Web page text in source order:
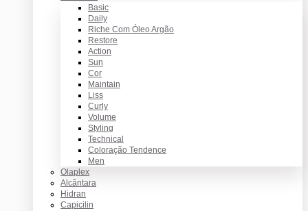
Basic
Daily
Riche Com Óleo Argão
Restore
Action
Sun
Cor
Maintain
Liss
Curly
Volume
Styling
Technical
Coloração Tendence
Men
Olaplex
Alcântara
Hidran
Capicilin